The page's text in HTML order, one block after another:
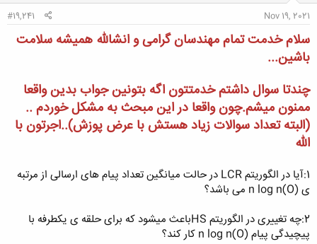
Nov 19, 2021
#19,241
سلام خدمت تمام مهندسان گرامی و انشالله همیشه سلامت
باشین...
چندتا سوال داشتم خدمتتون اگه بتونین جواب بدین واقعا
ممنون میشم.چون واقعا در این مبحث به مشکل خوردم ..
(البته تعداد سوالات زیاد هستش با عرض پوزش)..اجرتون با
الله
1:آیا در الگوریتم LCR در حالت میانگین تعداد پیام های ارسالی از مرتبه
ی (n log n(O می باشد؟
2:چه تغییری در الگوریتم HSباعث میشود که برای حلقه ی یکطرفه با
پیچیدگی پیام (n log n(O کار کند؟